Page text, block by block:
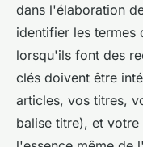
dans l'élaboration
identifier les termes
lorsqu'ils font des
clés doivent être
articles, vos titres,
balise titre), et votre